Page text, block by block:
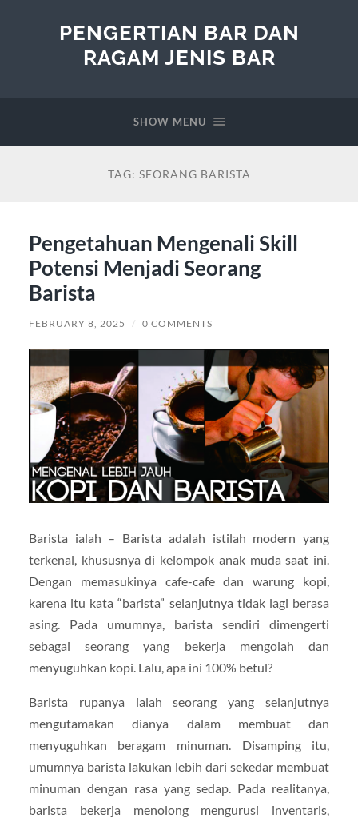
PENGERTIAN BAR DAN
RAGAM JENIS BAR
SHOW MENU
TAG: SEORANG BARISTA
Pengetahuan Mengenali Skill
Potensi Menjadi Seorang
Barista
FEBRUARY 8, 2025 / 0 COMMENTS
Barista ialah – Barista adalah istilah modern yang
terkenal, khususnya di kelompok anak muda saat ini.
Dengan memasukinya cafe-cafe dan warung kopi,
karena itu kata “barista” selanjutnya tidak lagi berasa
asing. Pada umumnya, barista sendiri dimengerti
sebagai seorang yang bekerja mengolah dan
menyuguhkan kopi. Lalu, apa ini 100% betul?
Barista rupanya ialah seorang yang selanjutnya
mengutamakan dianya dalam membuat dan
menyuguhkan beragam minuman. Disamping itu,
umumnya barista lakukan lebih dari sekedar membuat
minuman dengan rasa yang sedap. Pada realitanya,
barista bekerja menolong mengurusi inventaris,